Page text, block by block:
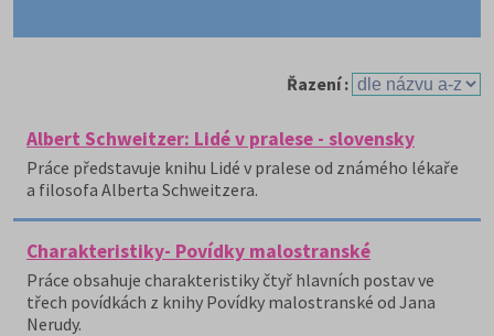
Řazení :
Albert Schweitzer: Lidé v pralese - slovensky
Práce představuje knihu Lidé v pralese od známého lékaře
a filosofa Alberta Schweitzera.
Charakteristiky- Povídky malostranské
Práce obsahuje charakteristiky čtyř hlavních postav ve
třech povídkách z knihy Povídky malostranské od Jana
Nerudy.